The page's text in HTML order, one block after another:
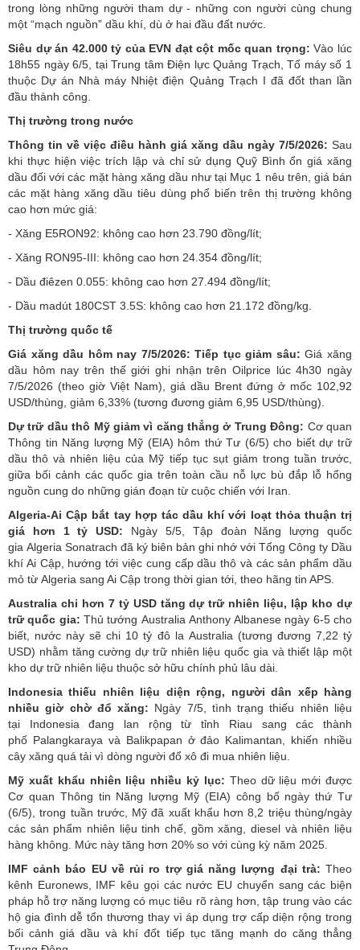
trong lòng những người tham dự - những con người cùng chung
một “mạch nguồn” dầu khí, dù ở hai đầu đất nước.
Siêu dự án 42.000 tỷ của EVN đạt cột mốc quan trọng:Vào lúc
18h55 ngày 6/5, tại Trung tâm Điện lực Quảng Trạch, Tổ máy số 1
thuộc Dự án Nhà máy Nhiệt điện Quảng Trạch I đã đốt than lần
đầu thành công.
Thị trường trong nước
Thông tin về việc điều hành giá xăng dầu ngày 7/5/2026: Sau
khi thực hiện việc trích lập và chỉ sử dụng Quỹ Bình ổn giá xăng
dầu đối với các mặt hàng xăng dầu như tại Mục 1 nêu trên, giá bán
các mặt hàng xăng dầu tiêu dùng phổ biến trên thị trường không
cao hơn mức giá:
- Xăng E5RON92: không cao hơn 23.790 đồng/lít;
- Xăng RON95-III: không cao hơn 24.354 đồng/lít;
- Dầu điêzen 0.055: không cao hơn 27.494 đồng/lít;
- Dầu madút 180CST 3.5S: không cao hơn 21.172 đồng/kg.
Thị trường quốc tế
Giá xăng dầu hôm nay 7/5/2026: Tiếp tục giảm sâu:Giá xăng
dầu hôm nay trên thế giới ghi nhận trên Oilprice lúc 4h30 ngày
7/5/2026 (theo giờ Việt Nam), giá dầu Brent đứng ở mốc 102,92
USD/thùng, giảm 6,33% (tương đương giảm 6,95 USD/thùng).
Dự trữ dầu thô Mỹ giảm vì căng thẳng ở Trung Đông: Cơ quan
Thông tin Năng lượng Mỹ (EIA) hôm thứ Tư (6/5) cho biết dự trữ
dầu thô và nhiên liệu của Mỹ tiếp tục sụt giảm trong tuần trước,
giữa bối cảnh các quốc gia trên toàn cầu nỗ lực bù đắp lỗ hổng
nguồn cung do những gián đoạn từ cuộc chiến với Iran.
Algeria-Ai Cập bắt tay hợp tác dầu khí với loạt thỏa thuận trị
giá hơn 1 tỷ USD: Ngày 5/5, Tập đoàn Năng lượng quốc
gia Algeria Sonatrach đã ký biên bản ghi nhớ với Tổng Công ty Dầu
khí Ai Cập, hướng tới việc cung cấp dầu thô và các sản phẩm dầu
mỏ từ Algeria sang Ai Cập trong thời gian tới, theo hãng tin APS.
Australia chi hơn 7 tỷ USD tăng dự trữ nhiên liệu, lập kho dự
trữ quốc gia: Thủ tướng Australia Anthony Albanese ngày 6-5 cho
biết, nước này sẽ chi 10 tỷ đô la Australia (tương đương 7,22 tỷ
USD) nhằm tăng cường dự trữ nhiên liệu quốc gia và thiết lập một
kho dự trữ nhiên liệu thuộc sở hữu chính phủ lâu dài.
Indonesia thiếu nhiên liệu diện rộng, người dân xếp hàng
nhiều giờ chờ đổ xăng: Ngày 7/5, tình trạng thiếu nhiên liệu
tại Indonesia đang lan rộng từ tỉnh Riau sang các thành
phố Palangkaraya và Balikpapan ở đảo Kalimantan, khiến nhiều
cây xăng quá tải vì dòng người đổ xô đi mua nhiên liệu.
Mỹ xuất khẩu nhiên liệu nhiều kỷ lục: Theo dữ liệu mới được
Cơ quan Thông tin Năng lượng Mỹ (EIA) công bố ngày thứ Tư
(6/5), trong tuần trước, Mỹ đã xuất khẩu hơn 8,2 triệu thùng/ngày
các sản phẩm nhiên liệu tinh chế, gồm xăng, diesel và nhiên liệu
hàng không. Mức này tăng hơn 20% so với cùng kỳ năm 2025.
IMF cảnh báo EU về rủi ro trợ giá năng lượng đại trà: Theo
kênh Euronews, IMF kêu gọi các nước EU chuyển sang các biện
pháp hỗ trợ năng lượng có mục tiêu rõ ràng hơn, tập trung vào các
hộ gia đình dễ tổn thương thay vì áp dụng trợ cấp diện rộng trong
bối cảnh giá dầu và khí đốt tiếp tục tăng mạnh do căng thẳng